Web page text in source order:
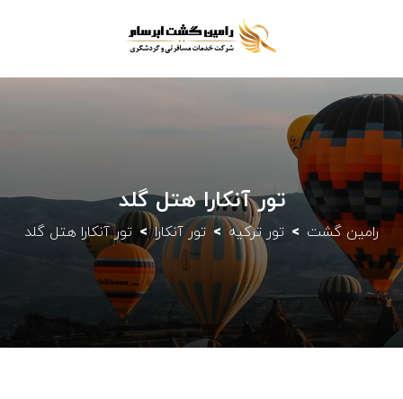
تور آنکارا هتل گلد
رامین گشت تور ترکیه تور آنکارا تور آنکارا هتل گلد